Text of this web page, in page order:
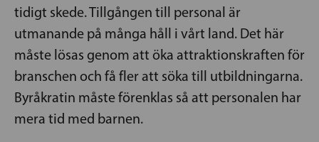
tidigt skede. Tillgången till personal är
utmanande på många håll i vårt land. Det här
måste lösas genom att öka attraktionskraften för
branschen och få fler att söka till utbildningarna.
Byråkratin måste förenklas så att personalen har
mera tid med barnen.